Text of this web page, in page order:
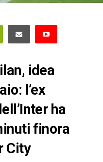
idea
l’ex
ha
finora
City